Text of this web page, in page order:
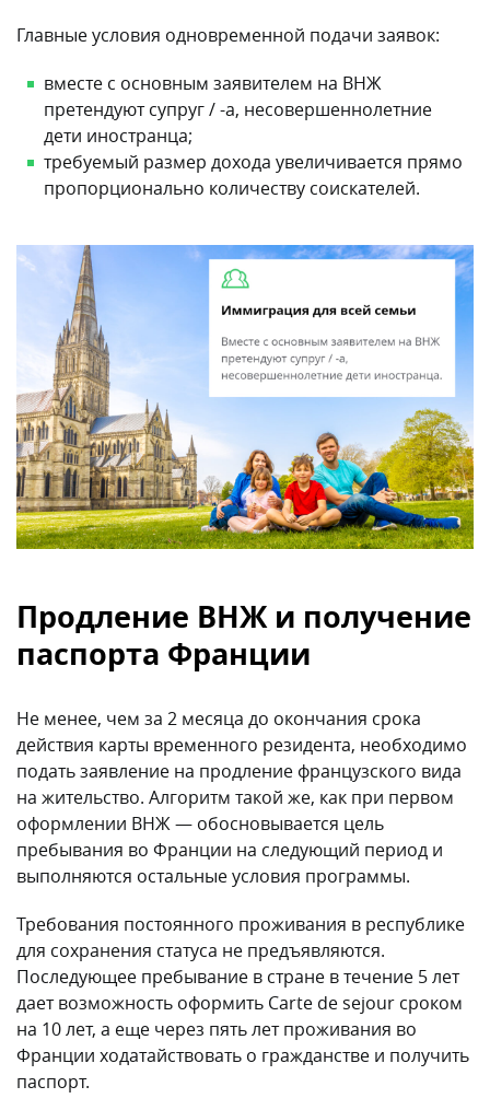
Главные условия одновременной подачи заявок:
вместе с основным заявителем на ВНЖ
претендуют супруг / -а, несовершеннолетние
дети иностранца;
требуемый размер дохода увеличивается прямо
пропорционально количеству соискателей.
Продление ВНЖ и получение
паспорта Франции
Не менее, чем за 2 месяца до окончания срока
действия карты временного резидента, необходимо
подать заявление на продление французского вида
на жительство. Алгоритм такой же, как при первом
оформлении ВНЖ — обосновывается цель
пребывания во Франции на следующий период и
выполняются остальные условия программы.
Требования постоянного проживания в республике
для сохранения статуса не предъявляются.
Последующее пребывание в стране в течение 5 лет
дает возможность оформить Carte de sejour сроком
на 10 лет, а еще через пять лет проживания во
Франции ходатайствовать о гражданстве и получить
паспорт.